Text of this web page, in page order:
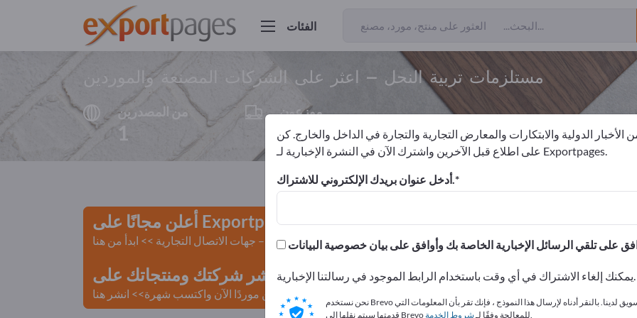
الفئات
مستلزمات تربية النحل – اعثر على الشركات المصنعة والموردين
من المصدرين
1
موزعون
1
مستلزمات تربية النحل
أعلن مجانًا على Exportpages!
الاحتياجات – العروض – السلع المستعملة – جهات الاتصال التجارية >> ابدأ من هنا
انشر شركتك ومنتجاتك على Exportpages.
كن موردًا الآن واكتسب شهرة>> انشر هنا
الأخبار الدولية والابتكارات والمعارض التجارية والتجارة في الداخل والخارج. كن
على اطلاع قبل الآخرين واشترك الآن في النشرة الإخبارية لـ Exportpages.
أدخل عنوان بريدك الإلكتروني للاشتراك.
يمكنك إلغاء الاشتراك في أي وقت باستخدام الرابط الموجود في رسالتنا الإخبارية.
نحن نستخدم Brevo كمنصة تسويق لدينا. بالنقر أدناه لإرسال هذا النموذج ، فإنك تقر بأن المعلومات التي
قدمتها سيتم نقلها إلى Brevo للمعالجة وفقًا لـشروط الخدمة .